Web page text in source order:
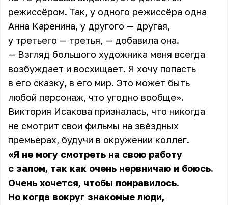
режиссёром. Так, у одного режиссёра одна
Анна Каренина, у другого — другая,
у третьего — третья, — добавила она.
— Взгляд большого художника меня всегда
возбуждает и восхищает. Я хочу попасть
в его сказку, в его мир. Это может быть
любой персонаж, что угодно вообще».
Виктория Исакова призналась, что никогда
не смотрит свои фильмы на звёздных
премьерах, будучи в окружении коллег.
«Я не могу смотреть на свою работу
с залом, так как очень нервничаю и боюсь.
Очень хочется, чтобы понравилось.
Но когда вокруг знакомые люди,